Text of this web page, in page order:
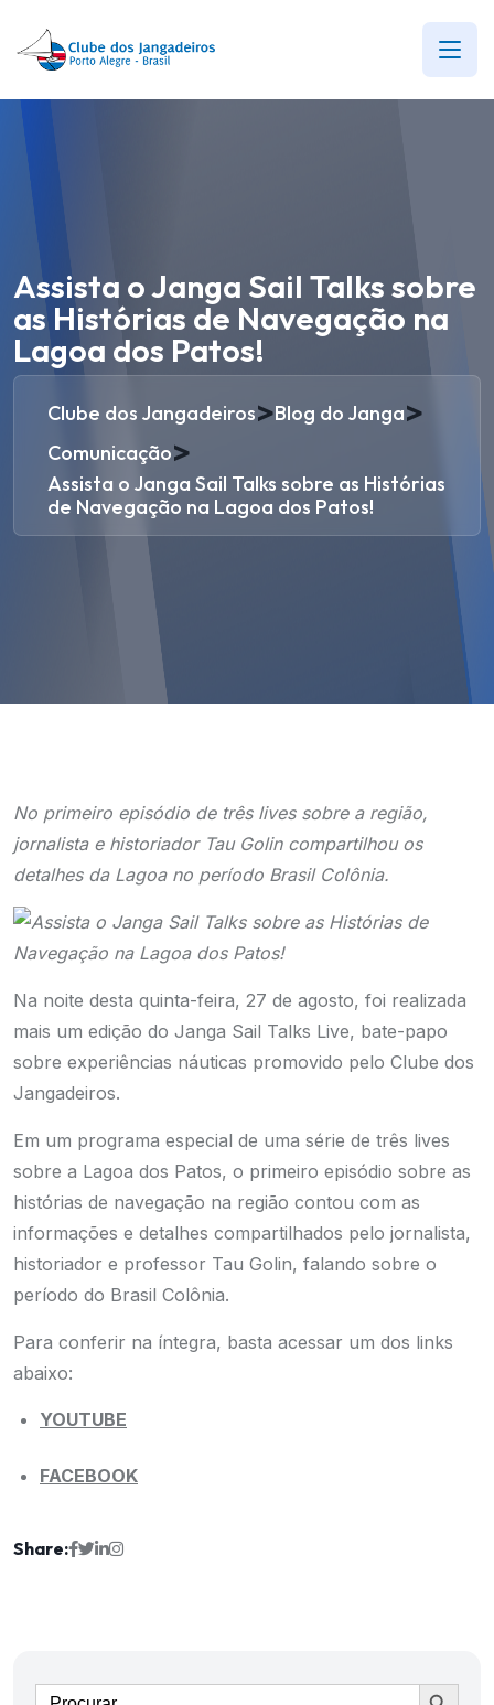
Assista o Janga Sail Talks sobre
as Histórias de Navegação na
Lagoa dos Patos!
Clube dos Jangadeiros>Blog do Janga>
Comunicação>
Assista o Janga Sail Talks sobre as Histórias
de Navegação na Lagoa dos Patos!
No primeiro episódio de três lives sobre a região,
jornalista e historiador Tau Golin compartilhou os
detalhes da Lagoa no período Brasil Colônia.
Na noite desta quinta-feira, 27 de agosto, foi realizada
mais um edição do Janga Sail Talks Live, bate-papo
sobre experiências náuticas promovido pelo Clube dos
Jangadeiros.
Em um programa especial de uma série de três lives
sobre a Lagoa dos Patos, o primeiro episódio sobre as
histórias de navegação na região contou com as
informações e detalhes compartilhados pelo jornalista,
historiador e professor Tau Golin, falando sobre o
período do Brasil Colônia.
Para conferir na íntegra, basta acessar um dos links
abaixo:
YOUTUBE
FACEBOOK
Share:
Ir